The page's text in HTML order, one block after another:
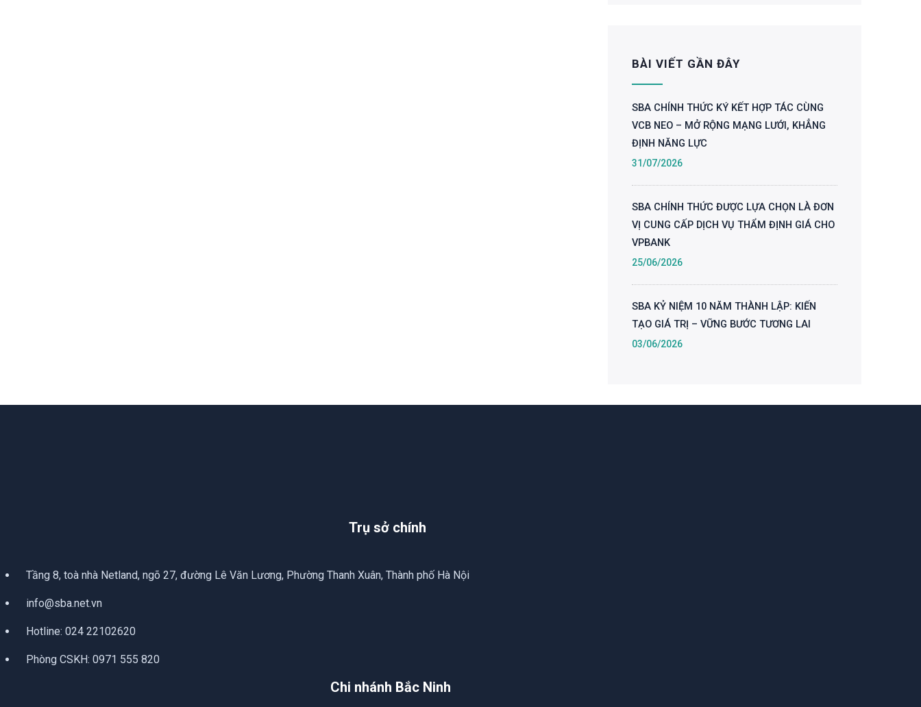
BÀI VIẾT GẦN ĐÂY
SBA CHÍNH THỨC KÝ KẾT HỢP TÁC CÙNG
VCB NEO – MỞ RỘNG MẠNG LƯỚI, KHẲNG
ĐỊNH NĂNG LỰC
31/07/2026
SBA CHÍNH THỨC ĐƯỢC LỰA CHỌN LÀ ĐƠN
VỊ CUNG CẤP DỊCH VỤ THẨM ĐỊNH GIÁ CHO
VPBANK
25/06/2026
SBA KỶ NIỆM 10 NĂM THÀNH LẬP: KIẾN
TẠO GIÁ TRỊ – VỮNG BƯỚC TƯƠNG LAI
03/06/2026
Trụ sở chính
Tầng 8, toà nhà Netland, ngõ 27, đường Lê Văn Lương, Phường Thanh Xuân, Thành phố Hà Nội
info@sba.net.vn
Hotline: 024 22102620
Phòng CSKH: 0971 555 820
Chi nhánh Bắc Ninh